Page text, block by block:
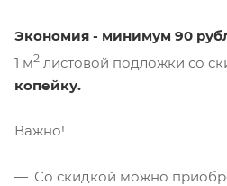
Экономия - минимум 90
1 м2 листовой подложки со
копейку.
Важно!
Со скидкой можно